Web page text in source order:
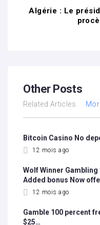
Algérie : Le
Other Posts
Related Articles
Bitcoin Casino No
12 mois ago
Wolf Winner
Added bonus Now
12 mois ago
Gamble 100 percent
$25…